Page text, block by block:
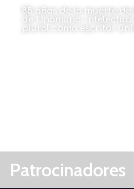
88 años de la muerte de
de Unamuno:
plural como escritor
Patrocinadores